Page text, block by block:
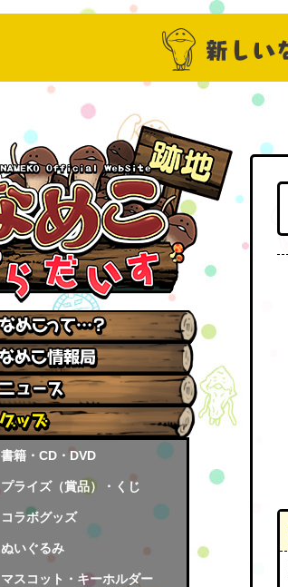
書籍・CD・DVD
プライズ（賞品）・くじ
コラボグッズ
ぬいぐるみ
マスコット・キーホルダー